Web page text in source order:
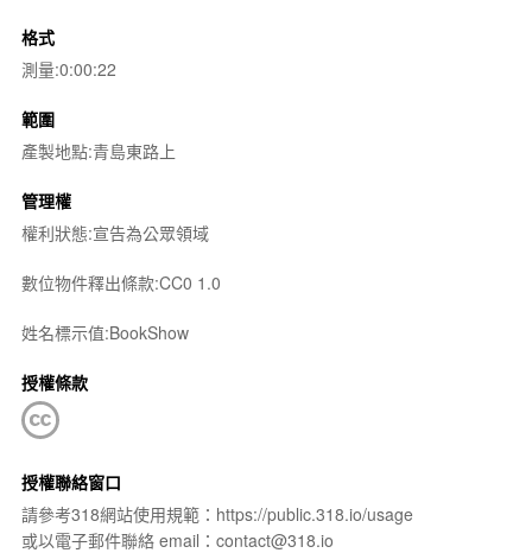
格式
測量:0:00:22
範圍
產製地點:青島東路上
管理權
權利狀態:宣告為公眾領域
數位物件釋出條款:CC0 1.0
姓名標示值:BookShow
授權條款
授權聯絡窗口
請參考318網站使用規範：https://public.318.io/usage
或以電子郵件聯絡 email：contact@318.io